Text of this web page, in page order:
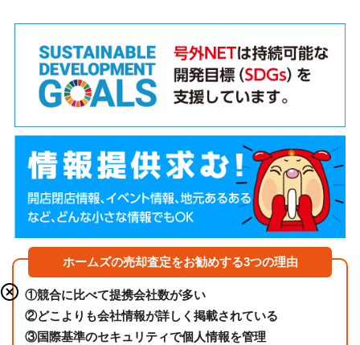
ホームズの売却査定をお勧めする3つの理由
①競合に比べて提携会社数が多い
②どこよりも会社情報が詳しく掲載されている
③国際基準のセキュリティで個人情報を管理